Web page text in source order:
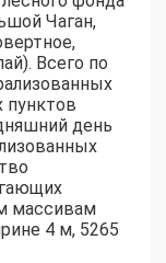
Чаган,
Всего по
пунктов
день
массивам
4 м, 5265